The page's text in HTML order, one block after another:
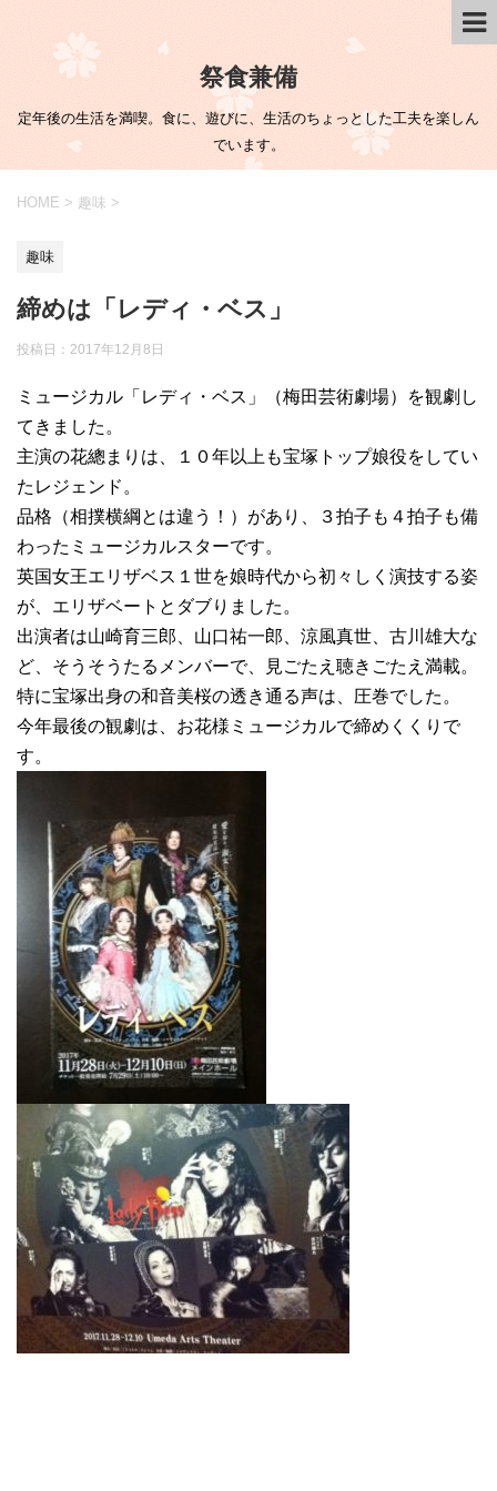
祭食兼備
定年後の生活を満喫。食に、遊びに、生活のちょっとした工夫を楽しん
でいます。
HOME > 趣味 >
趣味
締めは「レディ・ベス」
投稿日： 2017年12月8日
ミュージカル「レディ・ベス」（梅田芸術劇場）を観劇し
てきました。
主演の花總まりは、１０年以上も宝塚トップ娘役をしてい
たレジェンド。
品格（相撲横綱とは違う！）があり、３拍子も４拍子も備
わったミュージカルスターです。
英国女王エリザベス１世を娘時代から初々しく演技する姿
が、エリザベートとダブりました。
出演者は山崎育三郎、山口祐一郎、涼風真世、古川雄大な
ど、そうそうたるメンバーで、見ごたえ聴きごたえ満載。
特に宝塚出身の和音美桜の透き通る声は、圧巻でした。
今年最後の観劇は、お花様ミュージカルで締めくくりで
す。